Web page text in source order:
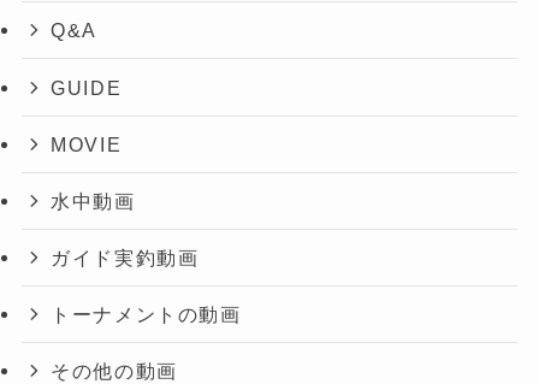
Q&A
GUIDE
MOVIE
水中動画
ガイド実釣動画
トーナメントの動画
その他の動画